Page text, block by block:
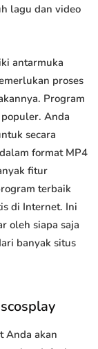
lagu dan video
antarmuka
proses
Program
Anda
secara
format MP4
fitur
terbaik
di Internet. Ini
oleh siapa saja
banyak situs
Anda akan